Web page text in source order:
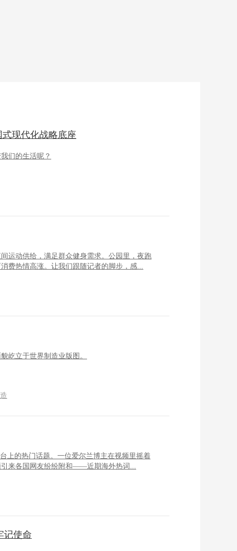
现代化战略底座
们的生活呢？
运动供给，满足群众健身需求。公园里，夜跑
费热情高涨。让我们跟随记者的脚步，感...
屹立于世界制造业版图。
上的热门话题。一位爱尔兰博主在视频里摇着
来各国网友纷纷附和——近期海外热词...
记使命